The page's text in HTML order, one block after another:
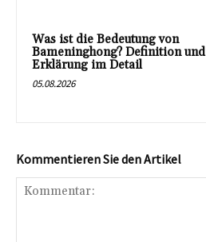
Was ist die Bedeutung von
Bameninghong? Definition und
Erklärung im Detail
05.08.2026
Kommentieren Sie den Artikel